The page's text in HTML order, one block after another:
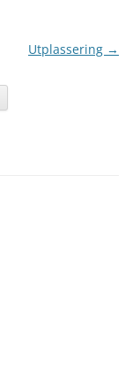
Utplassering →